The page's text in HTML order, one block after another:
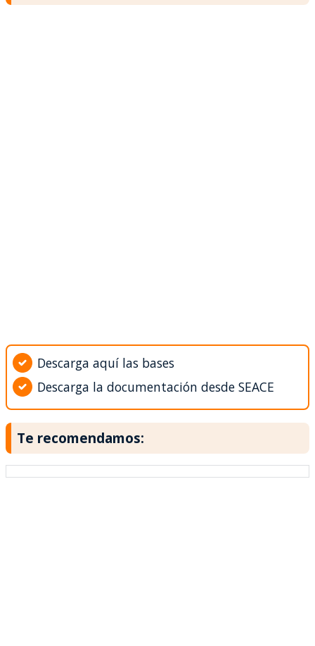
Descarga aquí las bases
Descarga la documentación desde SEACE
Te recomendamos: